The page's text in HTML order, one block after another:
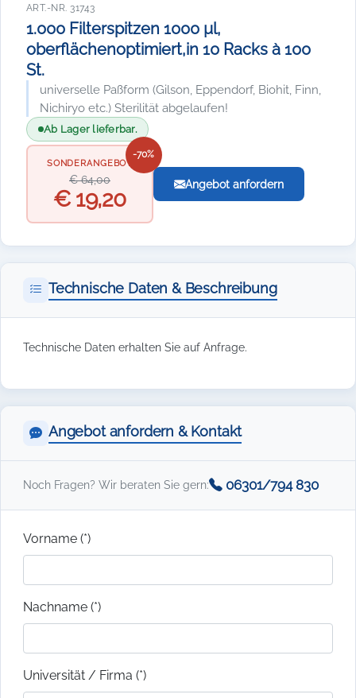
ART.-NR. 31743
1.000 Filterspitzen 1000 µl,
oberflächenoptimiert,in 10 Racks à 100
St.
universelle Paßform (Gilson, Eppendorf, Biohit, Finn,
Nichiryo etc.) Sterilität abgelaufen!
Ab Lager lieferbar.
-70%
SONDERANGEBOT
€ 64,00
€ 19,20
Angebot anfordern
Technische Daten & Beschreibung
Technische Daten erhalten Sie auf Anfrage.
Angebot anfordern & Kontakt
Noch Fragen? Wir beraten Sie gern: 06301/794 830
Vorname (*)
Nachname (*)
Universität / Firma (*)